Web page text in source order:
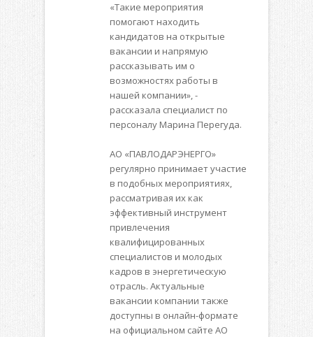
«Такие мероприятия
помогают находить
кандидатов на открытые
вакансии и напрямую
рассказывать им о
возможностях работы в
нашей компании», -
рассказала специалист по
персоналу Марина Перегуда.
АО «ПАВЛОДАРЭНЕРГО»
регулярно принимает участие
в подобных мероприятиях,
рассматривая их как
эффективный инструмент
привлечения
квалифицированных
специалистов и молодых
кадров в энергетическую
отрасль. Актуальные
вакансии компании также
доступны в онлайн-формате
на официальном сайте АО